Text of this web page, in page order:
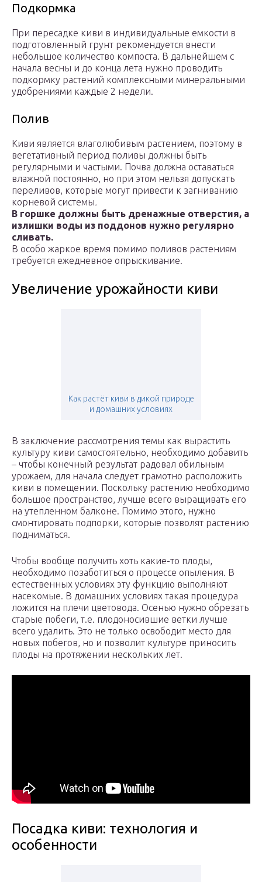
Подкормка
При пересадке киви в индивидуальные емкости в
подготовленный грунт рекомендуется внести
небольшое количество компоста. В дальнейшем с
начала весны и до конца лета нужно проводить
подкормку растений комплексными минеральными
удобрениями каждые 2 недели.
Полив
Киви является влаголюбивым растением, поэтому в
вегетативный период поливы должны быть
регулярными и частыми. Почва должна оставаться
влажной постоянно, но при этом нельзя допускать
переливов, которые могут привести к загниванию
корневой системы.
В горшке должны быть дренажные отверстия, а
излишки воды из поддонов нужно регулярно
сливать.
В особо жаркое время помимо поливов растениям
требуется ежедневное опрыскивание.
Увеличение урожайности киви
Как растёт киви в дикой природе
и домашних условиях
В заключение рассмотрения темы как вырастить
культуру киви самостоятельно, необходимо добавить
– чтобы конечный результат радовал обильным
урожаем, для начала следует грамотно расположить
киви в помещении. Поскольку растению необходимо
большое пространство, лучше всего выращивать его
на утепленном балконе. Помимо этого, нужно
смонтировать подпорки, которые позволят растению
подниматься.
Чтобы вообще получить хоть какие-то плоды,
необходимо позаботиться о процессе опыления. В
естественных условиях эту функцию выполняют
насекомые. В домашних условиях такая процедура
ложится на плечи цветовода. Осенью нужно обрезать
старые побеги, т.е. плодоносившие ветки лучше
всего удалить. Это не только освободит место для
новых побегов, но и позволит культуре приносить
плоды на протяжении нескольких лет.
Посадка киви: технология и
особенности